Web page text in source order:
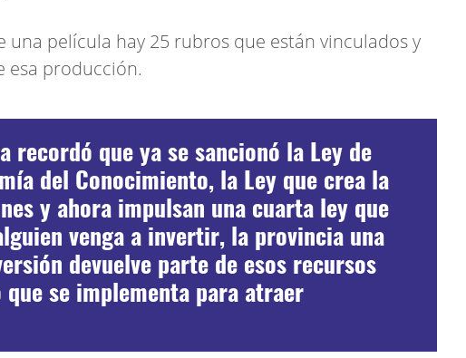
una película hay 25 rubros que están vinculados y
esa producción.
recordó que ya se sancionó la Ley de
del Conocimiento, la Ley que crea la
y ahora impulsan una cuarta ley que
venga a invertir, la provincia una
devuelve parte de esos recursos
que se implementa para atraer